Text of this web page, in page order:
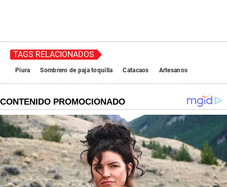
TAGS RELACIONADOS
Piura Sombrero de paja toquilla Catacaos Artesanos